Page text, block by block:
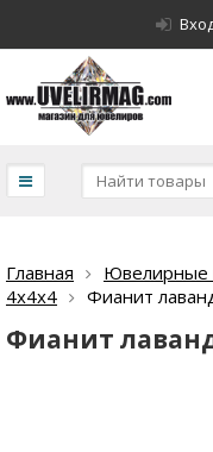
Главная Ювелирные
4х4х4
Фианит
Фианит